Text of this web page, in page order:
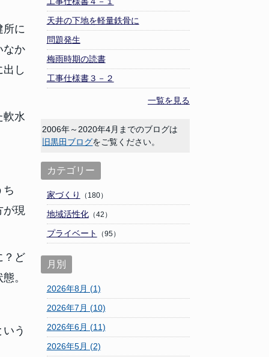
所に
なか
し
軟水
ち
が現
？ど
。
う
天井の下地を軽量鉄骨に
問題発生
梅雨時期の読書
工事仕様書３－２
一覧を見る
2006年～2020年4月までのブログは
旧黒田ブログをご覧ください。
カテゴリー
家づくり （180）
地域活性化（42）
プライベート （95）
月別
2026年8月 (1)
2026年7月 (10)
2026年6月 (11)
2026年5月 (2)